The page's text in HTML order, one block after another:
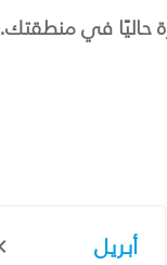
حاليًا في منطقتك.
أبريل